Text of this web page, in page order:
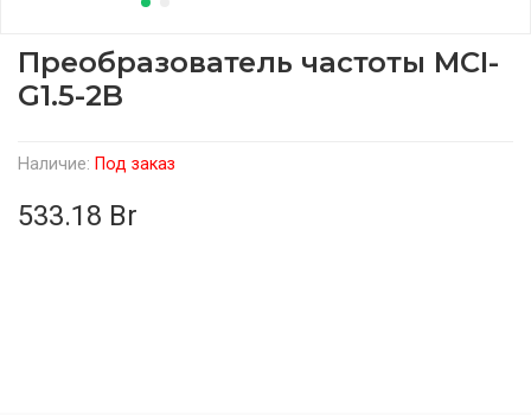
Наличие: Под заказ
Преобразователь частоты MCI-
G1.5-2B
533.18 Br